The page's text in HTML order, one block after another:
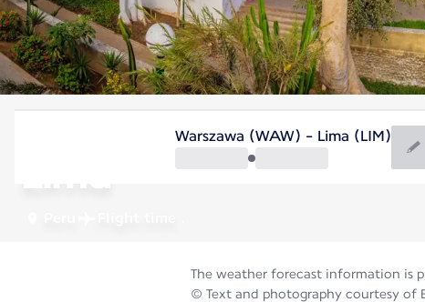
Lima
Warszawa (WAW) - Lima (LIM)
The weather forecast information is
© Text and photography courtesy of